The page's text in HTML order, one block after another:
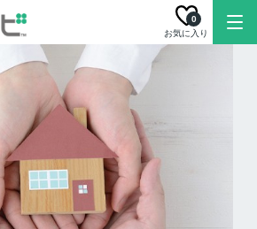
お気に入り
0